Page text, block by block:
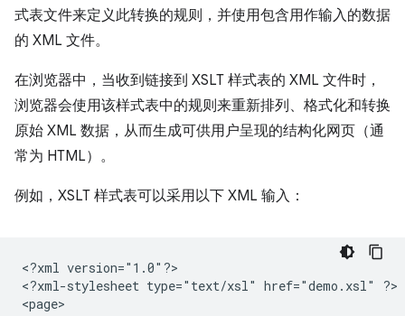
式表文件来定义此转换的规则，并使用包含用作输入的数据
的 XML 文件。
在浏览器中，当收到链接到 XSLT 样式表的 XML 文件时，
浏览器会使用该样式表中的规则来重新排列、格式化和转换
原始 XML 数据，从而生成可供用户呈现的结构化网页（通
常为 HTML）。
例如，XSLT 样式表可以采用以下 XML 输入：
<?xml version="1.0"?>
<?xml-stylesheet type="text/xsl" href="demo.xsl"
?>